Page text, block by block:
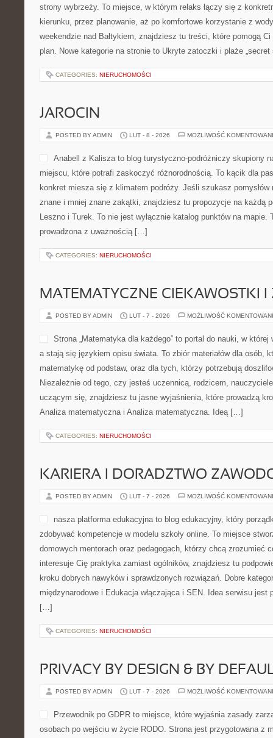
strony wybrzeży. To miejsce, w którym relaks łączy się z
kierunku, przez planowanie, aż po komfortowe korzystanie z
weekendzie nad Bałtykiem, znajdziesz tu treści, które pomogą
plan. Nowe kategorie na stronie to Ukryte zatoczki i plaże
CATEGORIES: NIERUCHOMOŚCI
JAROCIN
POSTED BY ADMIN LUT - 8 - 2026 MOŻLIWOŚĆ
Anabell z Kalisza to blog turystyczno-podróżniczy skupiony
miejscu, które potrafi zaskoczyć różnorodnością. To kącik dla
konkret miesza się z klimatem podróży. Jeśli szukasz
znane i mniej znane zakątki, znajdziesz tu propozycje na każdą
Leszno i Turek. To nie jest wyłącznie katalog punktów na mapie.
prowadzona z uważnością […]
CATEGORIES: NIERUCHOMOŚCI
MATEMATYCZNE CIEKAWOSTKI
POSTED BY ADMIN LUT - 7 - 2026 MOŻLIWOŚĆ
Strona „Matematyka dla każdego” to portal do nauki, w
a stają się językiem opisu świata. To zbiór materiałów dla osób,
matematykę od podstaw, oraz dla tych, którzy potrzebują
Niezależnie od tego, czy jesteś uczennicą, rodzicem,
uczącym się, znajdziesz tu jasne wyjaśnienia, które prowadzą
Analiza matematyczna i Analiza matematyczna. Ideą […]
CATEGORIES: NIERUCHOMOŚCI
KARIERA I DORADZTWO
POSTED BY ADMIN LUT - 7 - 2026 MOŻLIWOŚĆ
nasza platforma edukacyjna to blog edukacyjny, który
zdobywać kompetencje w modelu szkoły online. To miejsce
domowych mentorach oraz pedagogach, którzy chcą zrozumieć
interesuje Cię praktyka zamiast ogólników, znajdziesz tu
kroku dobrych nawyków i sprawdzonych rozwiązań. Dobre
międzynarodowe i Edukacja włączająca i SEN. Idea serwisu jest
[…]
CATEGORIES: NIERUCHOMOŚCI
PRIVACY BY DESIGN & BY
POSTED BY ADMIN LUT - 7 - 2026 MOŻLIWOŚĆ
Przewodnik po GDPR to miejsce, które wyjaśnia zasady
osobach po wejściu w życie RODO. Strona jest przygotowana z